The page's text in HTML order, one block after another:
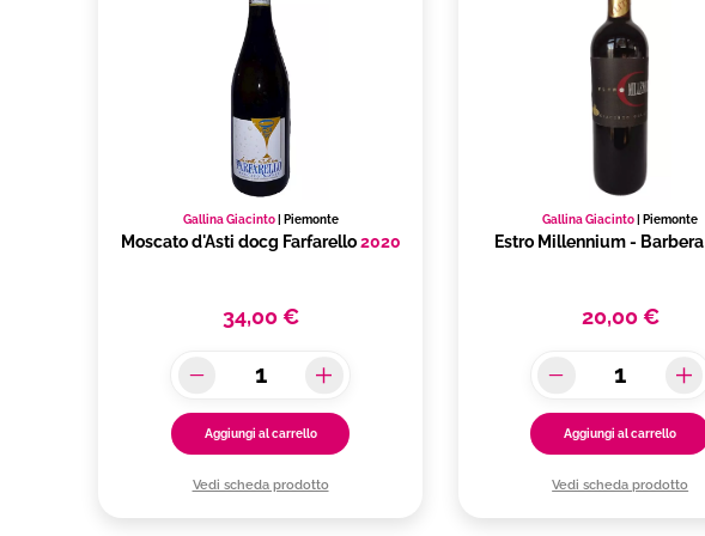
Gallina Giacinto| Piemonte
Moscato d'Asti docg Farfarello2020
34,00 €
Aggiungi al carrello
Vedi scheda prodotto
Gallina Giacinto Piemonte
Estro Millennium - Barbera
20,00 €
Aggiungi al carrello
Vedi scheda prodotto